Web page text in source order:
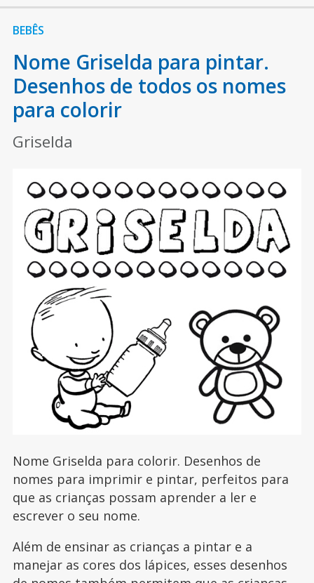
BEBÊS
Nome Griselda para pintar.
Desenhos de todos os nomes
para colorir
Griselda
Nome Griselda para colorir. Desenhos de
nomes para imprimir e pintar, perfeitos para
que as crianças possam aprender a ler e
escrever o seu nome.
Além de ensinar as crianças a pintar e a
manejar as cores dos lápices, esses desenhos